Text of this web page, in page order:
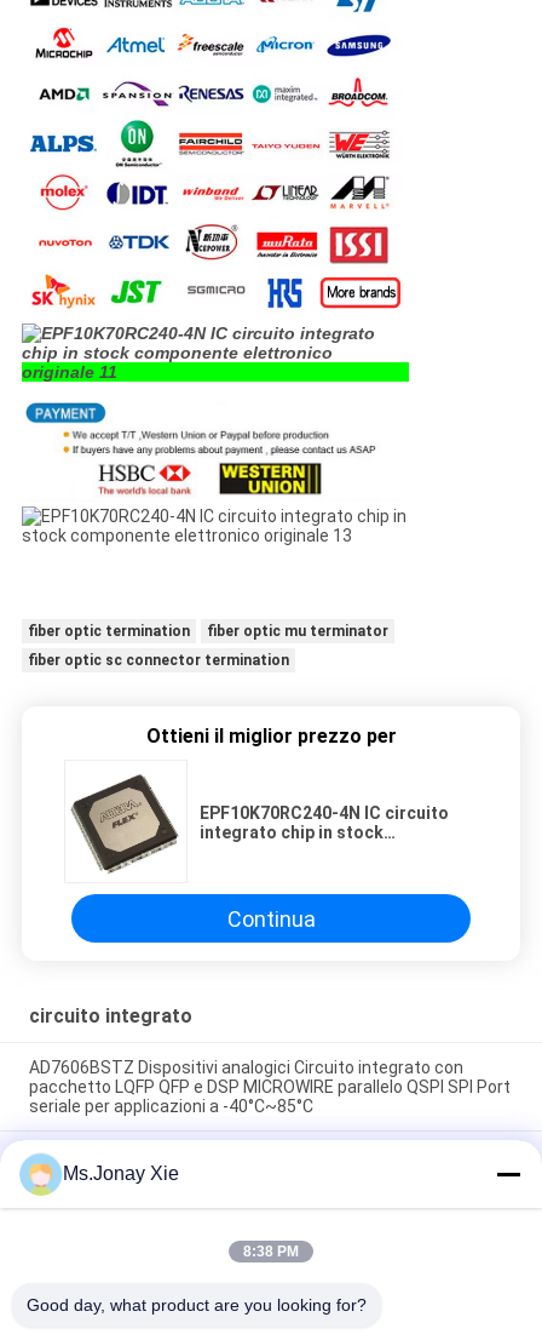
fiber optic termination
fiber optic mu terminator
fiber optic sc connector termination
Ottieni il miglior prezzo per
EPF10K70RC240-4N IC circuito
integrato chip in stock
Continua
circuito integrato
AD7606BSTZ Dispositivi analogici Circuito integrato con
pacchetto LQFP QFP e DSP MICROWIRE parallelo QSPI SPI Port
seriale per applicazioni a -40°C~85°C
AD7606C-16BSTZ Circuito integrato Analog Devices ADC SAR
IC con package LQFP-64 e porte parallele, SPI, seriali per
funzionamento -40℃~125℃
Analog Devices ADIS16475-2BMLZ IMU MEMS di precisione
con 2621440deg/s/LSB in un package BGA-44 miniaturizzato
Ms.Jonay Xie
8:38 PM
Good day, what product are you looking for?